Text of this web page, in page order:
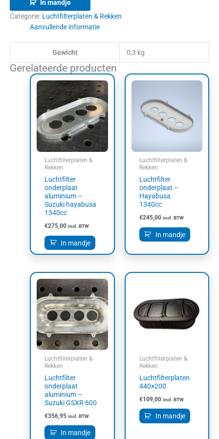
In mandje
Categorie: Luchtfilterplaten & Rekken
Aanvullende informatie
Gewicht 0,3 kg
Gerelateerde producten
Luchtfilterplaten &
Rekken
Luchtfilter
onderplaat
aluminium –
Suzuki hayabusa
1340cc
€275,00 incl. BTW
In mandje
Luchtfilterplaten &
Rekken
Luchtfilter
onderplaat –
Hayabusa
1340cc
€245,00 incl. BTW
In mandje
Luchtfilterplaten &
Rekken
Luchtfilter
onderplaat
aluminium –
Suzuki GSXR 600
€356,95 incl. BTW
In mandje
Luchtfilterplaten &
Rekken
Luchtfilterplaten
440×200
€109,00 incl. BTW
In mandje